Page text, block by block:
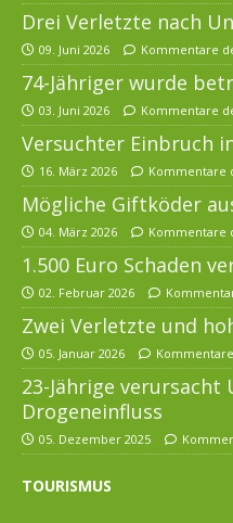
Drei Verletzte nach
09. Juni 2026 Kommentare
74-Jähriger wurde
03. Juni 2026 Kommentare
Versuchter Einbruch
16. März 2026 Kommentare
Mögliche Giftköder
04. März 2026 Kommentare
1.500 Euro Schaden
02. Februar 2026
Zwei Verletzte und
05. Januar 2026
23-Jährige
Drogeneinfluss
05. Dezember 2025
TOURISMUS